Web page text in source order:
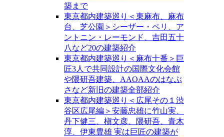
築まで
東京都内建築巡り＜東麻布、麻布
台、芝公園＞シーザー・ペリ、ア
ントニン・レーモンド、吉田五十
八など20の建築紹介
東京都内建築巡り＜麻布十番＞巨
匠3人で共同設計の国際文化会館
や隈研吾建築、AAOAAのはなぶ
さなど新旧の建築全部紹介
東京都内建築巡り＜広尾その１渋
谷区広尾編＞安藤忠雄に竹山実、
丹下健三、槇文彦、隈研吾、青木
淳、伊東豊雄 実は巨匠の建築が